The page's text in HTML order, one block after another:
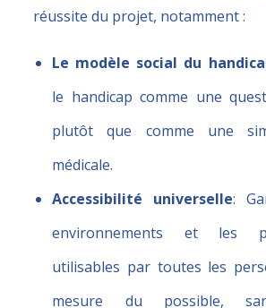
réussite du projet, notamment :
Le modèle social du
le handicap comme une
plutôt que comme une
médicale.
Accessibilité universelle:
environnements et les
utilisables par toutes les
mesure du possible,